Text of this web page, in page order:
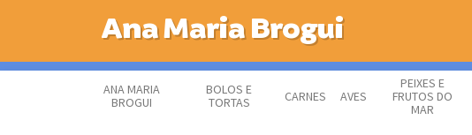
Ana Maria Brogui
ANA MARIA
BROGUI
BOLOS E
TORTAS
CARNES AVES
PEIXES E
FRUTOS DO
MAR